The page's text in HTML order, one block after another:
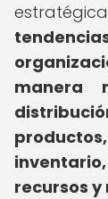
manera
recursos